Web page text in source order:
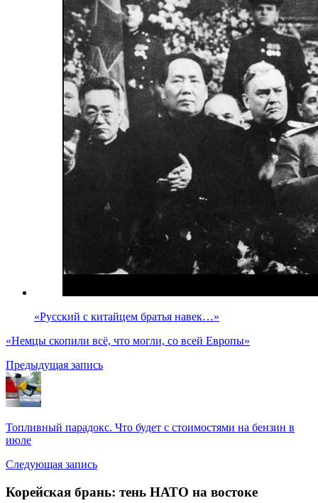
«Русский с китайцем братья навек…»
«Немцы скопили всё, что могли, со всей Европы»
Предыдущая запись
Топливный парадокс. Что будет с стоимостями на бензин в
июле
Следующая запись
Корейская брань: тень НАТО на востоке